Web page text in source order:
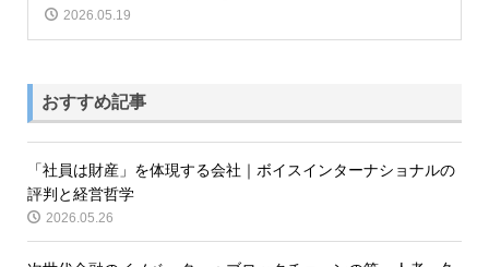
2026.05.19
おすすめ記事
「社員は財産」を体現する会社｜ボイスインターナショナルの
評判と経営哲学
2026.05.26